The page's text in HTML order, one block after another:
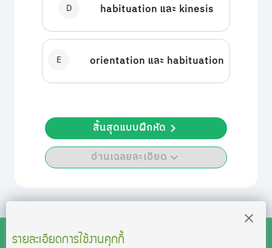
D habituation และ kinesis
E orientation และ habituation
อ่านเฉลยละเอียด
สิ้นสุดแบบฝึกหัด
รายละเอียดการใช้งานคุกกี้